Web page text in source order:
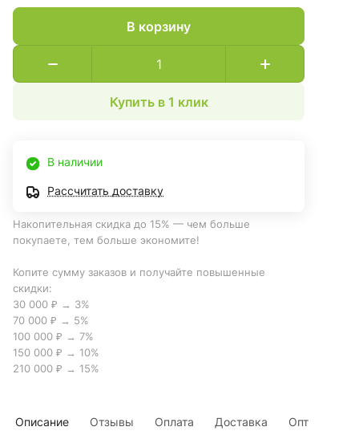
В корзину
Купить в 1 клик
В наличии
Рассчитать доставку
Накопительная скидка до 15% — чем больше
покупаете, тем больше экономите!
Копите сумму заказов и получайте повышенные
скидки:
30 000 ₽ → 3%
70 000 ₽ → 5%
100 000 ₽ → 7%
150 000 ₽ → 10%
210 000 ₽ → 15%
Описание Отзывы Оплата Доставка Опт